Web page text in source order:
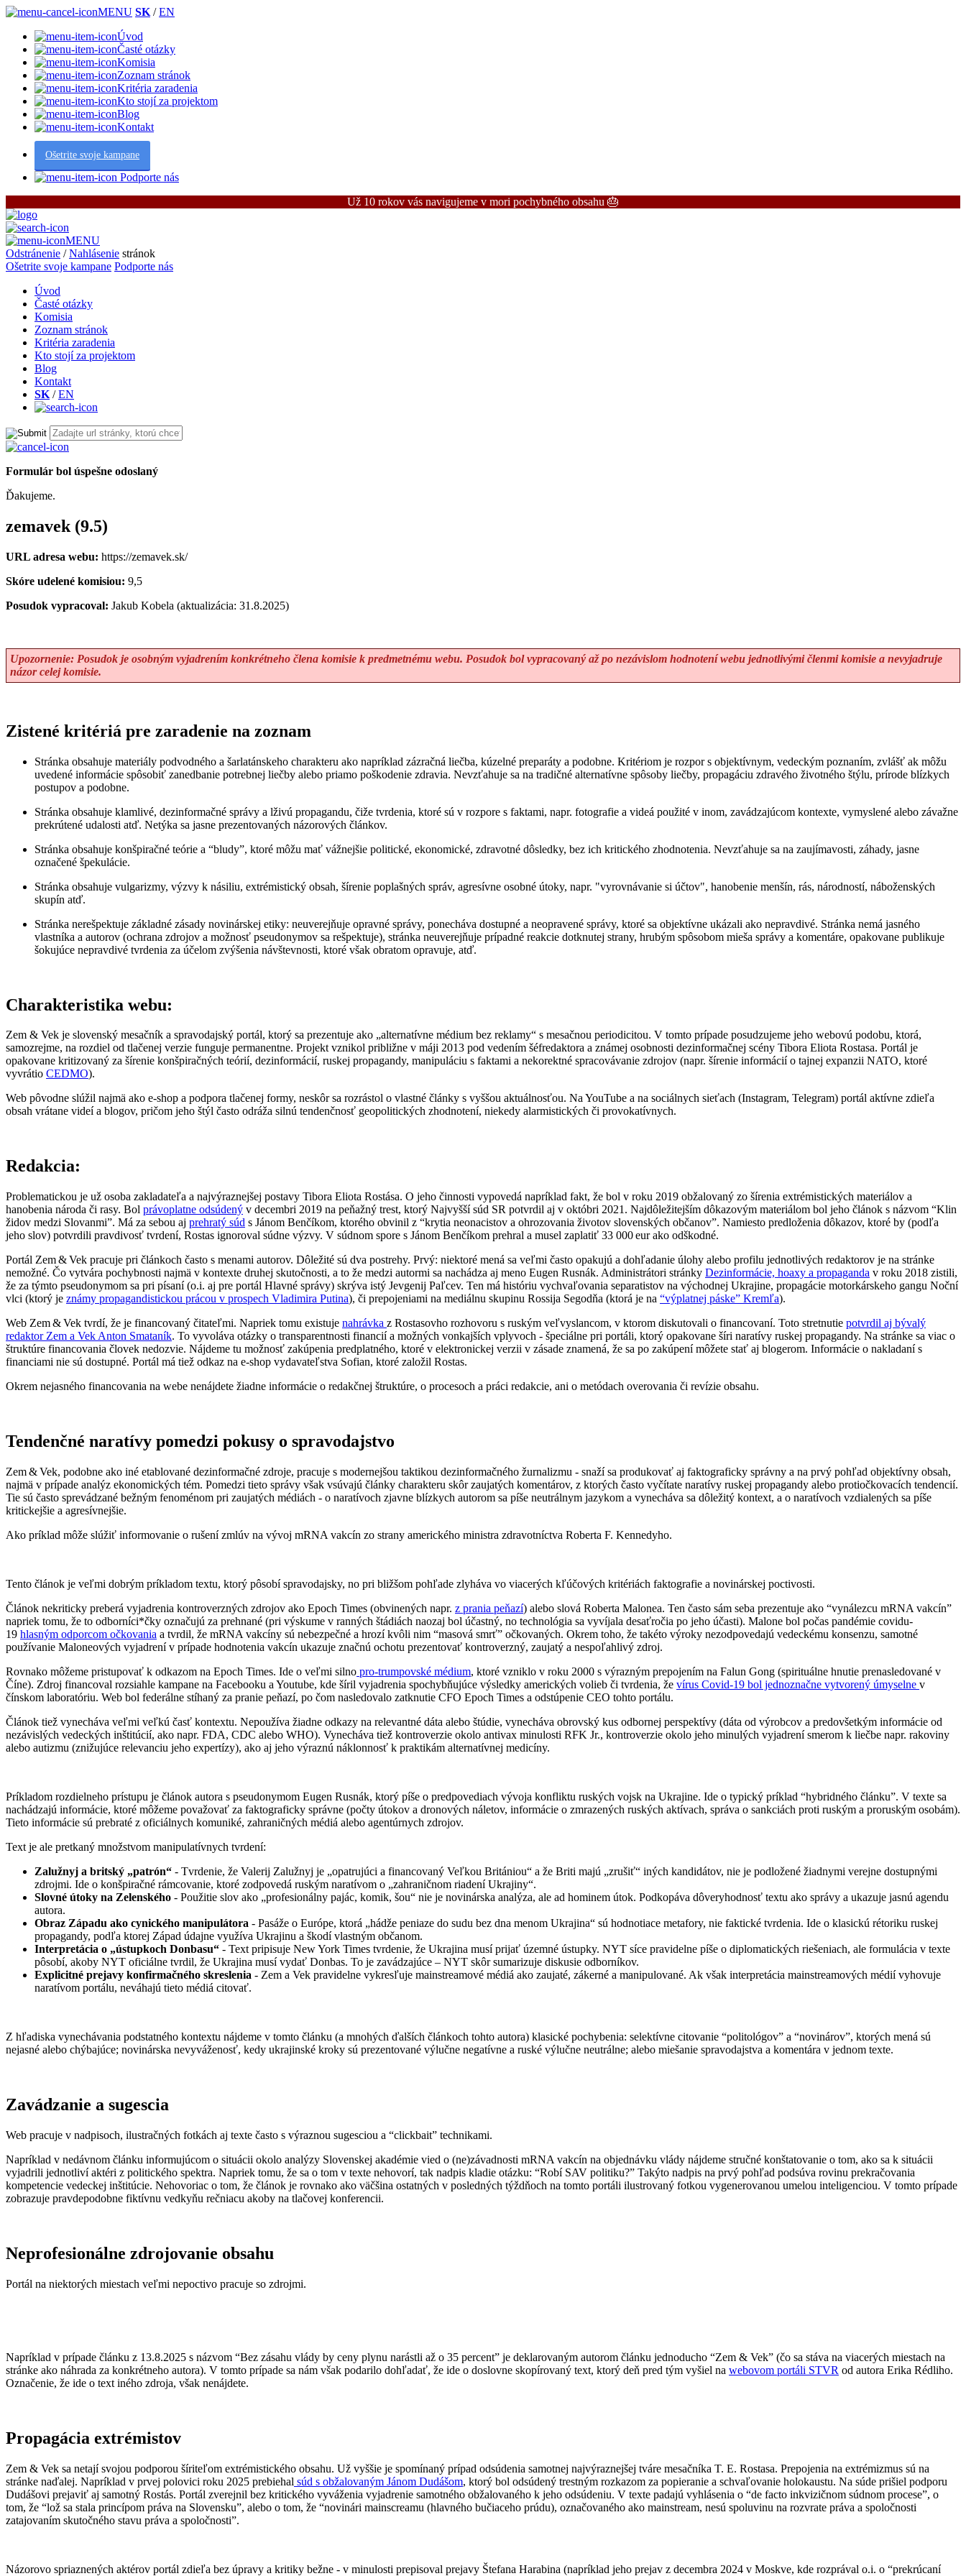
MENU SK /EN
Úvod
Časté otázky
Komisia
Zoznam stránok
Kritéria zaradenia
Kto stojí za projektom
Blog
Kontakt
Ošetrite svoje kampane
Podporte nás
Už 10 rokov vás navigujeme v mori pochybného obsahu 🎂
MENU
Odstránenie /Nahlásenie stránok
Ošetrite svoje kampane Podporte nás
Úvod
Časté otázky
Komisia
Zoznam stránok
Kritéria zaradenia
Kto stojí za projektom
Blog
Kontakt
SK /EN
Formulár bol úspešne odoslaný
Ďakujeme.
zemavek (9.5)
URL adresa webu: https://zemavek.sk/
Skóre udelené komisiou: 9,5
Posudok vypracoval: Jakub Kobela (aktualizácia: 31.8.2025)
Upozornenie: Posudok je osobným vyjadrením konkrétneho člena komisie k predmetnému webu. Posudok bol vypracovaný až po nezávislom hodnotení webu jednotlivými členmi komisie a nevyjadruje
názor celej komisie.
Zistené kritériá pre zaradenie na zoznam
Stránka obsahuje materiály podvodného a šarlatánskeho charakteru ako napríklad zázračná liečba, kúzelné preparáty a podobne. Kritériom je rozpor s objektívnym, vedeckým poznaním, zvlášť ak môžu
uvedené informácie spôsobiť zanedbanie potrebnej liečby alebo priamo poškodenie zdravia. Nevzťahuje sa na tradičné alternatívne spôsoby liečby, propagáciu zdravého životného štýlu, prírode blízkych
postupov a podobne.
Stránka obsahuje klamlivé, dezinformačné správy a lživú propagandu, čiže tvrdenia, ktoré sú v rozpore s faktami, napr. fotografie a videá použité v inom, zavádzajúcom kontexte, vymyslené alebo závažne
prekrútené udalosti atď. Netýka sa jasne prezentovaných názorových článkov.
Stránka obsahuje konšpiračné teórie a “bludy”, ktoré môžu mať vážnejšie politické, ekonomické, zdravotné dôsledky, bez ich kritického zhodnotenia. Nevzťahuje sa na zaujímavosti, záhady, jasne
označené špekulácie.
Stránka obsahuje vulgarizmy, výzvy k násiliu, extrémistický obsah, šírenie poplašných správ, agresívne osobné útoky, napr. "vyrovnávanie si účtov", hanobenie menšín, rás, národností, náboženských
skupín atď.
Stránka nerešpektuje základné zásady novinárskej etiky: neuverejňuje opravné správy, ponecháva dostupné a neopravené správy, ktoré sa objektívne ukázali ako nepravdivé. Stránka nemá jasného
vlastníka a autorov (ochrana zdrojov a možnosť pseudonymov sa rešpektuje), stránka neuverejňuje prípadné reakcie dotknutej strany, hrubým spôsobom mieša správy a komentáre, opakovane publikuje
šokujúce nepravdivé tvrdenia za účelom zvýšenia návštevnosti, ktoré však obratom opravuje, atď.
Charakteristika webu:
Zem & Vek je slovenský mesačník a spravodajský portál, ktorý sa prezentuje ako „alternatívne médium bez reklamy“ s mesačnou periodicitou. V tomto prípade posudzujeme jeho webovú podobu, ktorá,
samozrejme, na rozdiel od tlačenej verzie funguje permanentne. Projekt vznikol približne v máji 2013 pod vedením šéfredaktora a známej osobnosti dezinformačnej scény Tibora Eliota Rostasa. Portál je
opakovane kritizovaný za šírenie konšpiračných teórií, dezinformácií, ruskej propagandy, manipuláciu s faktami a nekorektné spracovávanie zdrojov (napr. šírenie informácií o tajnej expanzii NATO, ktoré
vyvrátio CEDMO).
Web pôvodne slúžil najmä ako e‑shop a podpora tlačenej formy, neskôr sa rozrástol o vlastné články s vyššou aktuálnosťou. Na YouTube a na sociálnych sieťach (Instagram, Telegram) portál aktívne zdieľa
obsah vrátane videí a blogov, pričom jeho štýl často odráža silnú tendenčnosť geopolitických zhodnotení, niekedy alarmistických či provokatívnych.
Redakcia:
Problematickou je už osoba zakladateľa a najvýraznejšej postavy Tibora Eliota Rostása. O jeho činnosti vypovedá napríklad fakt, že bol v roku 2019 obžalovaný zo šírenia extrémistických materiálov a
hanobenia národa či rasy. Bol právoplatne odsúdený v decembri 2019 na peňažný trest, ktorý Najvyšší súd SR potvrdil aj v októbri 2021. Najdôležitejším dôkazovým materiálom bol jeho článok s názvom “Klin
židov medzi Slovanmi”. Má za sebou aj prehratý súd s Jánom Benčíkom, ktorého obvinil z “krytia neonacistov a ohrozovania životov slovenských občanov”. Namiesto predloženia dôkazov, ktoré by (podľa
jeho slov) potvrdili pravdivosť tvrdení, Rostas ignoroval súdne výzvy. V súdnom spore s Jánom Benčíkom prehral a musel zaplatiť 33 000 eur ako odškodné.
Portál Zem & Vek pracuje pri článkoch často s menami autorov. Dôležité sú dva postrehy. Prvý: niektoré mená sa veľmi často opakujú a dohľadanie úlohy alebo profilu jednotlivých redaktorov je na stránke
nemožné. Čo vytvára pochybnosti najmä v kontexte druhej skutočnosti, a to že medzi autormi sa nachádza aj meno Eugen Rusnák. Administrátori stránky Dezinformácie, hoaxy a propaganda v roku 2018 zistili,
že za týmto pseudonymom sa pri písaní (o.i. aj pre portál Hlavné správy) skrýva istý Jevgenij Paľcev. Ten má históriu vychvaľovania separatistov na východnej Ukrajine, propagácie motorkárskeho gangu Noční
vlci (ktorý je známy propagandistickou prácou v prospech Vladimira Putina), či prepojeniami na mediálnu skupinu Rossija Segodňa (ktorá je na “výplatnej páske” Kremľa).
Web Zem & Vek tvrdí, že je financovaný čitateľmi. Napriek tomu existuje nahrávka z Rostasovho rozhovoru s ruským veľvyslancom, v ktorom diskutovali o financovaní. Toto stretnutie potvrdil aj bývalý
redaktor Zem a Vek Anton Smataník. To vyvoláva otázky o transparentnosti financií a možných vonkajších vplyvoch - špeciálne pri portáli, ktorý opakovane šíri naratívy ruskej propagandy. Na stránke sa viac o
štruktúre financovania človek nedozvie. Nájdeme tu možnosť zakúpenia predplatného, ktoré v elektronickej verzii v zásade znamená, že sa po zakúpení môžete stať aj blogerom. Informácie o nakladaní s
financiami nie sú dostupné. Portál má tiež odkaz na e-shop vydavateľstva Sofian, ktoré založil Rostas.
Okrem nejasného financovania na webe nenájdete žiadne informácie o redakčnej štruktúre, o procesoch a práci redakcie, ani o metódach overovania či revízie obsahu.
Tendenčné naratívy pomedzi pokusy o spravodajstvo
Zem & Vek, podobne ako iné etablované dezinformačné zdroje, pracuje s modernejšou taktikou dezinformačného žurnalizmu - snaží sa produkovať aj faktograficky správny a na prvý pohľad objektívny obsah,
najmä v prípade analýz ekonomických tém. Pomedzi tieto správy však vsúvajú články charakteru skôr zaujatých komentárov, z ktorých často vyčítate naratívy ruskej propagandy alebo protiočkovacích tendencií.
Tie sú často sprevádzané bežným fenoménom pri zaujatých médiách - o naratívoch zjavne blízkych autorom sa píše neutrálnym jazykom a vynecháva sa dôležitý kontext, a o naratívoch vzdialených sa píše
kritickejšie a agresívnejšie.
Ako príklad môže slúžiť informovanie o rušení zmlúv na vývoj mRNA vakcín zo strany amerického ministra zdravotníctva Roberta F. Kennedyho.
Tento článok je veľmi dobrým príkladom textu, ktorý pôsobí spravodajsky, no pri bližšom pohľade zlyháva vo viacerých kľúčových kritériách faktografie a novinárskej poctivosti.
Článok nekriticky preberá vyjadrenia kontroverzných zdrojov ako Epoch Times (obvinených napr. z prania peňazí) alebo slová Roberta Malonea. Ten často sám seba prezentuje ako “vynálezcu mRNA vakcín”
napriek tomu, že to odborníci*čky označujú za prehnané (pri výskume v ranných štádiách naozaj bol účastný, no technológia sa vyvíjala desaťročia po jeho účasti). Malone bol počas pandémie covidu-
19 hlasným odporcom očkovania a tvrdil, že mRNA vakcíny sú nebezpečné a hrozí kvôli nim “masová smrť” očkovaných. Okrem toho, že takéto výroky nezodpovedajú vedeckému konsenzu, samotné
používanie Maloneových vyjadrení v prípade hodnotenia vakcín ukazuje značnú ochotu prezentovať kontroverzný, zaujatý a nespoľahlivý zdroj.
Rovnako môžeme pristupovať k odkazom na Epoch Times. Ide o veľmi silno pro-trumpovské médium, ktoré vzniklo v roku 2000 s výrazným prepojením na Falun Gong (spirituálne hnutie prenasledované v
Číne). Zdroj financoval rozsiahle kampane na Facebooku a Youtube, kde šíril vyjadrenia spochybňujúce výsledky amerických volieb či tvrdenia, že vírus Covid-19 bol jednoznačne vytvorený úmyselne v
čínskom laboratóriu. Web bol federálne stíhaný za pranie peňazí, po čom nasledovalo zatknutie CFO Epoch Times a odstúpenie CEO tohto portálu.
Článok tiež vynecháva veľmi veľkú časť kontextu. Nepoužíva žiadne odkazy na relevantné dáta alebo štúdie, vynecháva obrovský kus odbornej perspektívy (dáta od výrobcov a predovšetkým informácie od
nezávislých vedeckých inštitúcií, ako napr. FDA, CDC alebo WHO). Vynecháva tiež kontroverzie okolo antivax minulosti RFK Jr., kontroverzie okolo jeho minulých vyjadrení smerom k liečbe napr. rakoviny
alebo autizmu (znižujúce relevanciu jeho expertízy), ako aj jeho výraznú náklonnosť k praktikám alternatívnej medicíny.
Príkladom rozdielneho prístupu je článok autora s pseudonymom Eugen Rusnák, ktorý píše o predpovediach vývoja konfliktu ruských vojsk na Ukrajine. Ide o typický príklad “hybridného článku”. V texte sa
nachádzajú informácie, ktoré môžeme považovať za faktograficky správne (počty útokov a dronových náletov, informácie o zmrazených ruských aktívach, správa o sankciách proti ruským a proruským osobám).
Tieto informácie sú prebraté z oficiálnych komuniké, zahraničných médiá alebo agentúrnych zdrojov.
Text je ale pretkaný množstvom manipulatívnych tvrdení:
Zalužnyj a britský „patrón“ - Tvrdenie, že Valerij Zalužnyj je „opatrujúci a financovaný Veľkou Britániou“ a že Briti majú „zrušiť“ iných kandidátov, nie je podložené žiadnymi verejne dostupnými
zdrojmi. Ide o konšpiračné rámcovanie, ktoré zodpovedá ruským naratívom o „zahraničnom riadení Ukrajiny“.
Slovné útoky na Zelenského - Použitie slov ako „profesionálny pajác, komik, šou“ nie je novinárska analýza, ale ad hominem útok. Podkopáva dôveryhodnosť textu ako správy a ukazuje jasnú agendu
autora.
Obraz Západu ako cynického manipulátora - Pasáže o Európe, ktorá „há­dže peniaze do sudu bez dna menom Ukrajina“ sú hodnotiace metafory, nie faktické tvrdenia. Ide o klasickú rétoriku ruskej
propagandy, podľa ktorej Západ údajne využíva Ukrajinu a škodí vlastným občanom.
Interpretácia o „ústupkoch Donbasu“ - Text pripisuje New York Times tvrdenie, že Ukrajina musí prijať územné ústupky. NYT síce pravidelne píše o diplomatických riešeniach, ale formulácia v texte
pôsobí, akoby NYT oficiálne tvrdil, že Ukrajina musí vydať Donbas. To je zavádzajúce – NYT skôr sumarizuje diskusie odborníkov.
Explicitné prejavy konfirmačného skreslenia - Zem a Vek pravidelne vykresľuje mainstreamové médiá ako zaujaté, zákerné a manipulované. Ak však interpretácia mainstreamových médií vyhovuje
naratívom portálu, neváhajú tieto médiá citovať.
Z hľadiska vynechávania podstatného kontextu nájdeme v tomto článku (a mnohých ďalších článkoch tohto autora) klasické pochybenia: selektívne citovanie “politológov” a “novinárov”, ktorých mená sú
nejasné alebo chýbajúce; novinárska nevyváženosť, kedy ukrajinské kroky sú prezentované výlučne negatívne a ruské výlučne neutrálne; alebo miešanie spravodajstva a komentára v jednom texte.
Zavádzanie a sugescia
Web pracuje v nadpisoch, ilustračných fotkách aj texte často s výraznou sugesciou a “clickbait” technikami.
Napríklad v nedávnom článku informujúcom o situácii okolo analýzy Slovenskej akadémie vied o (ne)závadnosti mRNA vakcín na objednávku vlády nájdeme stručné konštatovanie o tom, ako sa k situácii
vyjadrili jednotliví aktéri z politického spektra. Napriek tomu, že sa o tom v texte nehovorí, tak nadpis kladie otázku: “Robí SAV politiku?” Takýto nadpis na prvý pohľad podsúva rovinu prekračovania
kompetencie vedeckej inštitúcie. Nehovoriac o tom, že článok je rovnako ako väčšina ostatných v posledných týždňoch na tomto portáli ilustrovaný fotkou vygenerovanou umelou inteligenciou. V tomto prípade
zobrazuje pravdepodobne fiktívnu vedkyňu rečniacu akoby na tlačovej konferencii.
Neprofesionálne zdrojovanie obsahu
Portál na niektorých miestach veľmi nepoctivo pracuje so zdrojmi.
Napríklad v prípade článku z 13.8.2025 s názvom “Bez zásahu vlády by ceny plynu narástli až o 35 percent” je deklarovaným autorom článku jednoducho “Zem & Vek” (čo sa stáva na viacerých miestach na
stránke ako náhrada za konkrétneho autora). V tomto prípade sa nám však podarilo dohľadať, že ide o doslovne skopírovaný text, ktorý deň pred tým vyšiel na webovom portáli STVR od autora Erika Rédliho.
Označenie, že ide o text iného zdroja, však nenájdete.
Propagácia extrémistov
Zem & Vek sa netají svojou podporou šíriteľom extrémistického obsahu. Už vyššie je spomínaný prípad odsúdenia samotnej najvýraznejšej tváre mesačníka T. E. Rostasa. Prepojenia na extrémizmus sú na
stránke naďalej. Napríklad v prvej polovici roku 2025 prebiehal súd s obžalovaným Jánom Dudášom, ktorý bol odsúdený trestným rozkazom za popieranie a schvaľovanie holokaustu. Na súde prišiel podporu
Dudášovi prejaviť aj samotný Rostás. Portál zverejnil bez kritického vyváženia vyjadrenie samotného obžalovaného k jeho odsúdeniu. V texte padajú vyhlásenia o “de facto inkvizičnom súdnom procese”, o
tom, že “lož sa stala princípom práva na Slovensku”, alebo o tom, že “novinári mainscreamu (hlavného bučiaceho prúdu), označovaného ako mainstream, nesú spoluvinu na rozvrate práva a spoločnosti
zatajovaním skutočného stavu práva a spoločnosti”.
Názorovo spriaznených aktérov portál zdieľa bez úpravy a kritiky bežne - v minulosti prepisoval prejavy Štefana Harabina (napríklad jeho prejav z decembra 2024 v Moskve, kde rozprával o.i. o “prekrúcaní